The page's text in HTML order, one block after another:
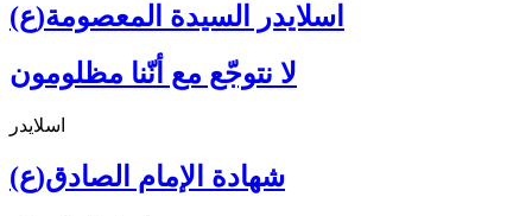
اسلايدر السيدة المعصومة(ع)
لا نتوجّع مع أنّنا مظلومون
اسلايدر
شهادة الإمام الصادق(ع)